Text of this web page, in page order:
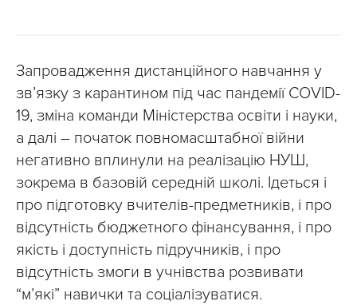
Запровадження дистанційного навчання у
зв’язку з карантином під час пандемії COVID-
19, зміна команди Міністерства освіти і науки,
а далі – початок повномасштабної війни
негативно вплинули на реалізацію НУШ,
зокрема в базовій середній школі. Ідеться і
про підготовку вчителів-предметників, і про
відсутність бюджетного фінансування, і про
якість і доступність підручників, і про
відсутність змоги в учнівства розвивати
“м’які” навички та соціалізуватися.